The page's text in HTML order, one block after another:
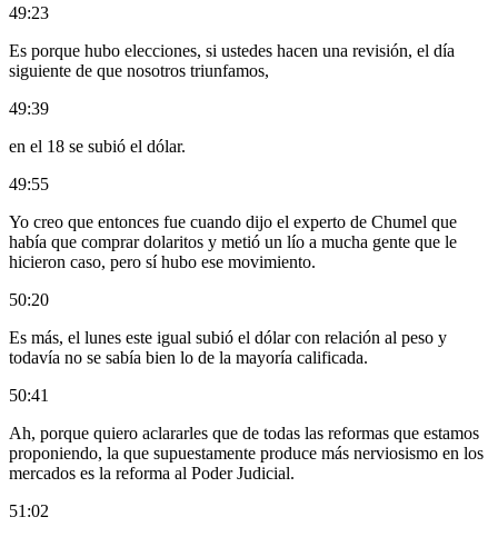
49:23
Es porque hubo elecciones, si ustedes hacen una revisión, el día
siguiente de que nosotros triunfamos,
49:39
en el 18 se subió el dólar.
49:55
Yo creo que entonces fue cuando dijo el experto de Chumel que
había que comprar dolaritos y metió un lío a mucha gente que le
hicieron caso, pero sí hubo ese movimiento.
50:20
Es más, el lunes este igual subió el dólar con relación al peso y
todavía no se sabía bien lo de la mayoría calificada.
50:41
Ah, porque quiero aclararles que de todas las reformas que estamos
proponiendo, la que supuestamente produce más nerviosismo en los
mercados es la reforma al Poder Judicial.
51:02